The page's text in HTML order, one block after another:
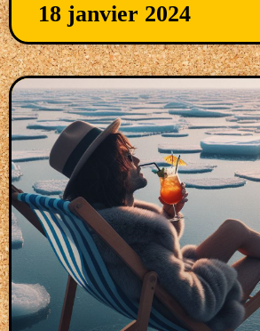
18 janvier 2024